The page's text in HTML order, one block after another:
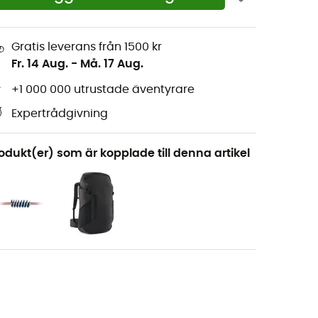
Gratis leverans från 1500 kr
Fr. 14 Aug. - Må. 17 Aug.
+1 000 000 utrustade äventyrare
Expertrådgivning
som är kopplade till denna artikel